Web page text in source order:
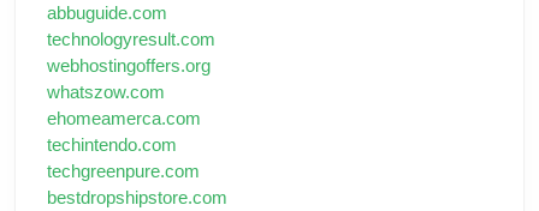
abbuguide.com
technologyresult.com
webhostingoffers.org
whatszow.com
ehomeamerca.com
techintendo.com
techgreenpure.com
bestdropshipstore.com